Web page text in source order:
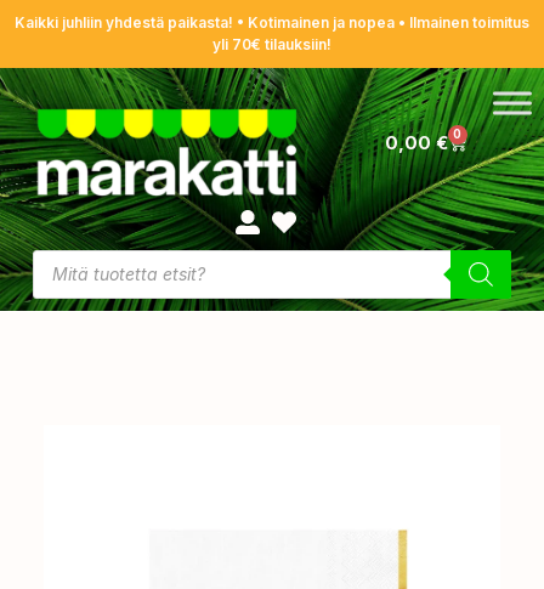
Kaikki juhliin yhdestä paikasta! • Kotimainen ja nopea • Ilmainen toimitus
yli 70€ tilauksiin!
0,00€ 0